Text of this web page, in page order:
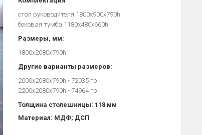
стол руководителя 1800х900х790h
боковая тумба 1180х480х660h.
Размеры, мм:
1800х2080х790h
Другие варианты размеров:
2000х2080х790h - 72035 грн
2200х2080х790h - 74964 грн
Толщина столешницы: 118 мм
Материал: МДФ; ДСП